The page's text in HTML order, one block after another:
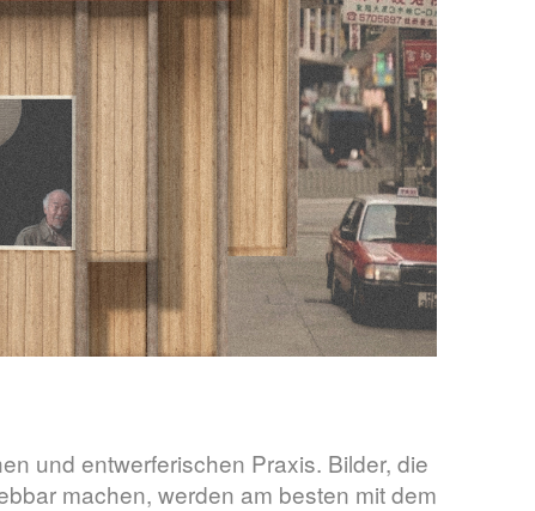
und entwerferischen Praxis. Bilder, die
machen, werden am besten mit dem